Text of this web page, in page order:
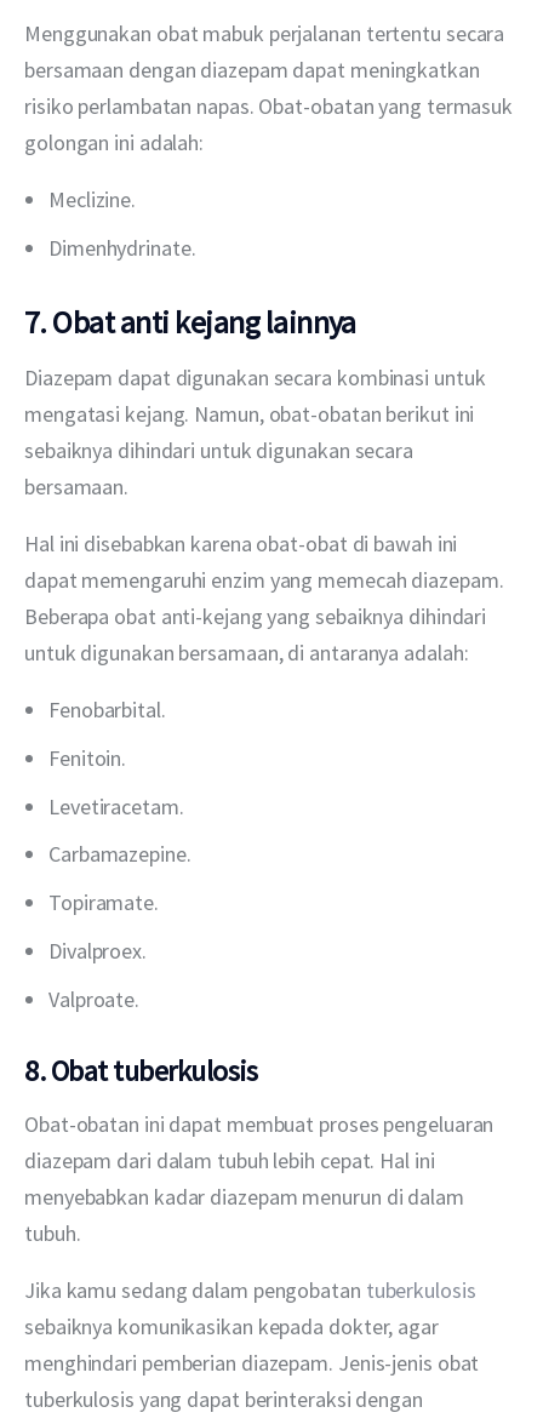
Menggunakan obat mabuk perjalanan tertentu secara
bersamaan dengan diazepam dapat meningkatkan
risiko perlambatan napas. Obat-obatan yang termasuk
golongan ini adalah:
Meclizine.
Dimenhydrinate.
7. Obat anti kejang lainnya
Diazepam dapat digunakan secara kombinasi untuk
mengatasi kejang. Namun, obat-obatan berikut ini
sebaiknya dihindari untuk digunakan secara
bersamaan.
Hal ini disebabkan karena obat-obat di bawah ini
dapat memengaruhi enzim yang memecah diazepam.
Beberapa obat anti-kejang yang sebaiknya dihindari
untuk digunakan bersamaan, di antaranya adalah:
Fenobarbital.
Fenitoin.
Levetiracetam.
Carbamazepine.
Topiramate.
Divalproex.
Valproate.
8. Obat tuberkulosis
Obat-obatan ini dapat membuat proses pengeluaran
diazepam dari dalam tubuh lebih cepat. Hal ini
menyebabkan kadar diazepam menurun di dalam
tubuh.
Jika kamu sedang dalam pengobatan tuberkulosis
sebaiknya komunikasikan kepada dokter, agar
menghindari pemberian diazepam. Jenis-jenis obat
tuberkulosis yang dapat berinteraksi dengan